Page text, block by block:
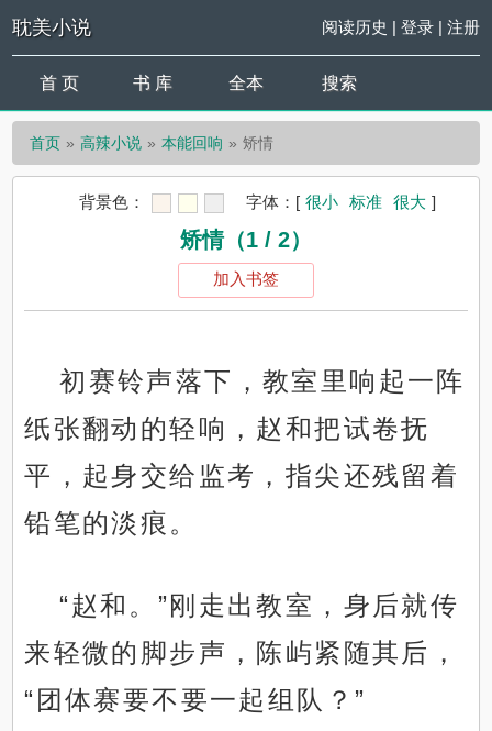
耽美小说 阅读历史 | 登录| 注册
首 页 书 库 全本 搜索
首页 高辣小说 本能回响 矫情
背景色： 字体： [ 很小 标准 很大 ]
矫情（1 / 2）
加入书签
初赛铃声落下，教室里响起一阵
纸张翻动的轻响，赵和把试卷抚
平，起身交给监考，指尖还残留着
铅笔的淡痕。
“赵和。”刚走出教室，身后就传
来轻微的脚步声，陈屿紧随其后，
“团体赛要不要一起组队？”